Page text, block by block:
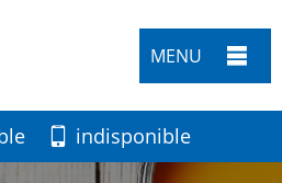
MENU
indisponible